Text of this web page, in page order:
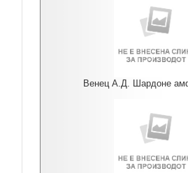
Венец А.Д. Шардоне